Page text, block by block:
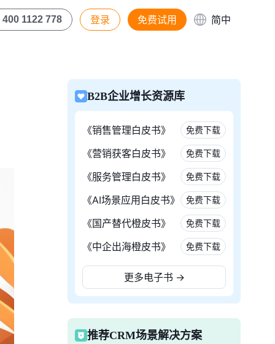
400 1122 778 登录 免费试用 简中
B2B企业增长资源库
《销售管理白皮书》 免费下载
《营销获客白皮书》 免费下载
《服务管理白皮书》 免费下载
《AI场景应用白皮书》 免费下载
《国产替代橙皮书》 免费下载
《中企出海橙皮书》 免费下载
更多电子书 →
推荐CRM场景解决方案